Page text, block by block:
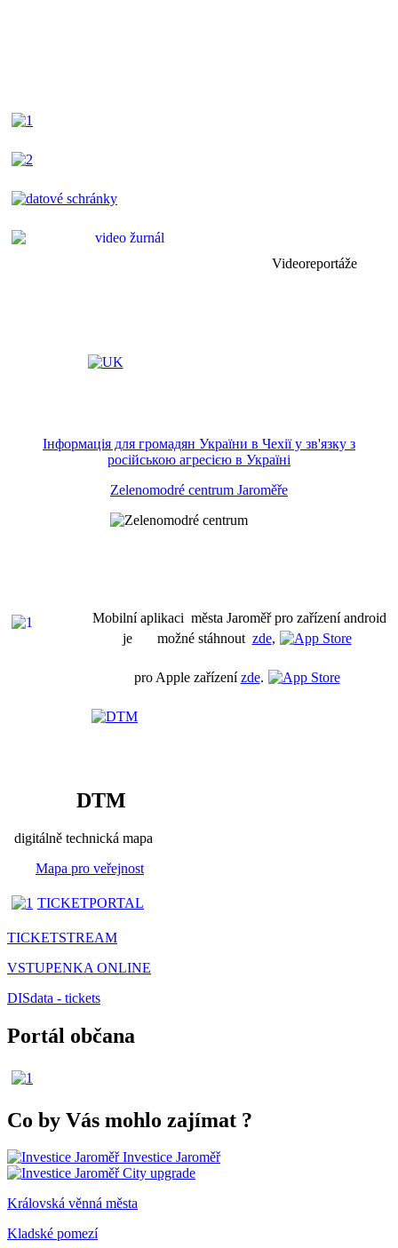
Videoreportáže
Інформація для громадян України в Чехії у зв'язку з
російською агресією в Україні
Zelenomodré centrum Jaroměře
Mobilní aplikaci města Jaroměř pro zařízení android
je možné stáhnout zde,
pro Apple zařízenízde.
DTM
digitálně technická mapa
Mapa pro veřejnost
TICKETPORTAL
TICKETSTREAM
VSTUPENKA ONLINE
DISdata - tickets
Portál občana
Co by Vás mohlo zajímat ?
Investice Jaroměř
City upgrade
Královská věnná města
Kladské pomezí